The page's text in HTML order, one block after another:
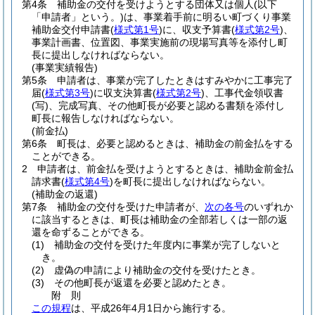
第4条 補助金の交付を受けようとする団体又は個人(以下
「申請者」という。)は、事業着手前に明るい町づくり事業
補助金交付申請書(様式第1号)に、収支予算書(様式第2号)
事業計画書、位置図、事業実施前の現場写真等を添付し町
長に提出しなければならない。
(事業実績報告)
第5条
申請者は、事業が完了したときはすみやかに工事完了
届(様式第3号)に収支決算書(様式第2号) 、工事代金領収書
(写) 、完成写真、その他町長が必要と認める書類を添付し
町長に報告しなければならない。
(前金払)
第6条
町長は、必要と認めるときは、補助金の前金払をする
ことができる。
2
申請者は、前金払を受けようとするときは、補助金前金払
請求書(様式第4号)を町長に提出しなければならない。
(補助金の返還)
第7条
補助金の交付を受けた申請者が、 次の各号のいずれか
に該当するときは、町長は補助金の全部若しくは一部の返
還を命ずることができる。
(1)
補助金の交付を受けた年度内に事業が完了しないと
き。
(2)
虚偽の申請により補助金の交付を受けたとき。
(3)
その他町長が返還を必要と認めたとき。
附 則
この規程は、平成26年4月1日から施行する。